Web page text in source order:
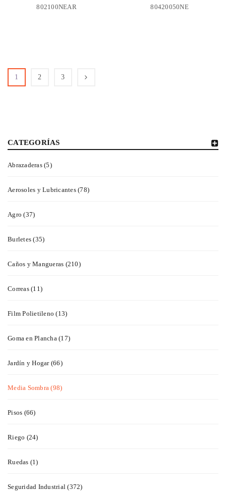
802100NEAR
80420050NE
1 2 3
CATEGORÍAS
Abrazaderas (5)
Aerosoles y Lubricantes (78)
Agro (37)
Burletes (35)
Caños y Mangueras (210)
Correas (11)
Film Polietileno (13)
Goma en Plancha (17)
Jardín y Hogar (66)
Media Sombra (98)
Pisos (66)
Riego (24)
Ruedas (1)
Seguridad Industrial (372)